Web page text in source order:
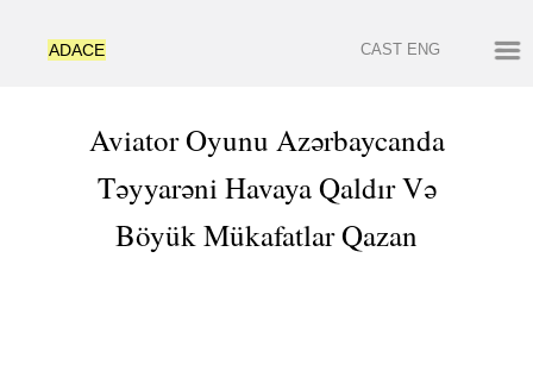
ADACE CAST ENG
Aviator Oyunu Azərbaycanda
Təyyarəni Havaya Qaldır Və
Böyük Mükafatlar Qazan